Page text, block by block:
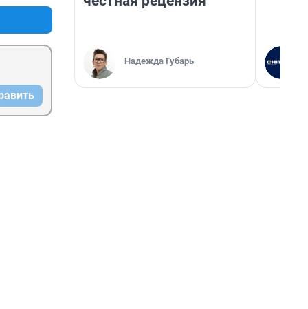
Надежда Губарь